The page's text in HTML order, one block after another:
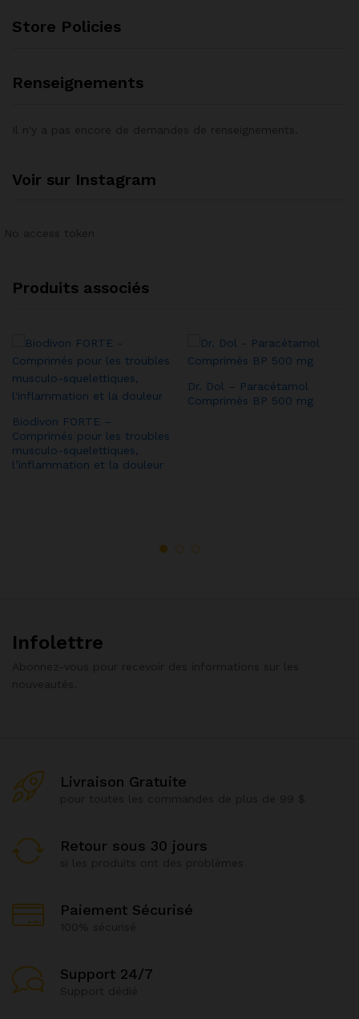
Store Policies
Renseignements
Voir sur Instagram
Produits associés
Biodivon FORTE –
Comprimés pour les troubles
musculo-squelettiques,
l’inflammation et la douleur
Dr. Dol – Paracétamol
Comprimés BP 500 mg
Infolettre
Livraison Gratuite
Retour sous 30 jours
Paiement Sécurisé
Support 24/7